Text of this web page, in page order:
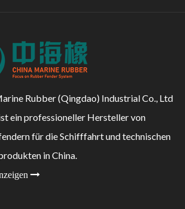
Rubber (Qingdao) Industrial Co., Ltd
ein professioneller Hersteller von
für die Schifffahrt und technischen
in China.
